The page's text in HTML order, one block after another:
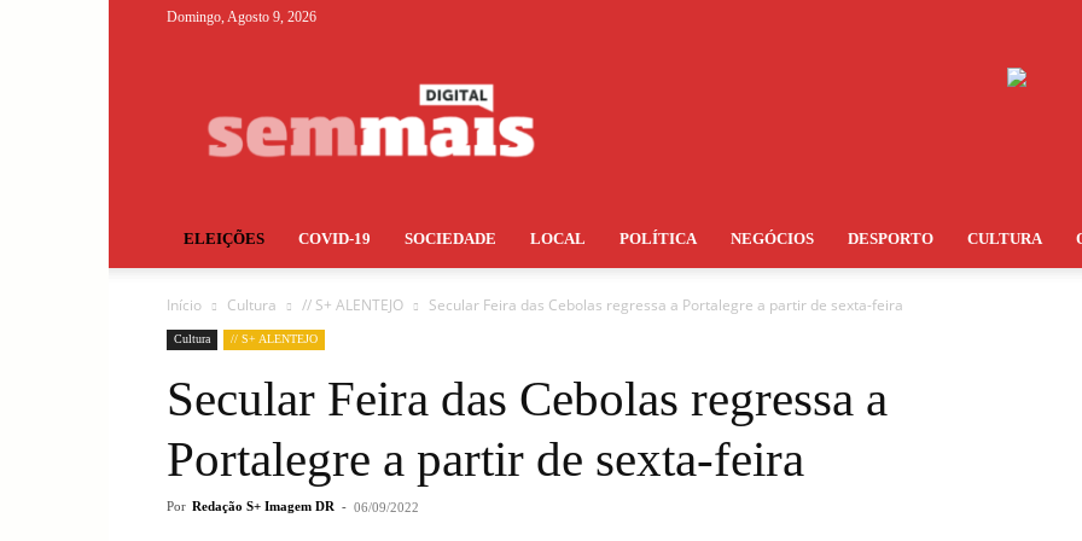
Domingo, Agosto 9, 2026
ELEIÇÕES COVID-19 SOCIEDADE LOCAL POLÍTICA NEGÓCIOS DESPORTO CULTURA
Início Cultura // S+ ALENTEJO Secular Feira das Cebolas regressa a Portalegre a partir de sexta-feira
Cultura // S+ ALENTEJO
Secular Feira das Cebolas regressa a
Portalegre a partir de sexta-feira
Por Redação S+ Imagem DR - 06/09/2022